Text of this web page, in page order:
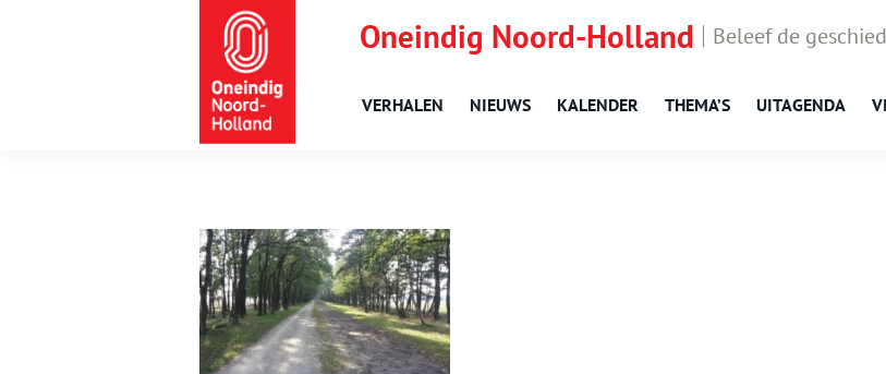
Oneindig Noord-Holland Beleef de
VERHALEN NIEUWS KALENDER THEMA’S UITAGENDA